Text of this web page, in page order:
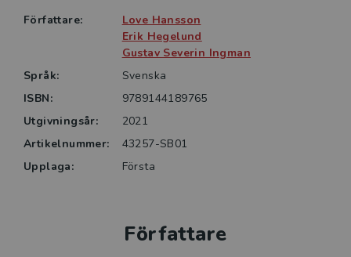
Författare:
Love Hansson
Erik Hegelund
Gustav Severin Ingman
Språk:
Svenska
ISBN:
9789144189765
Utgivningsår:
2021
Artikelnummer:
43257-SB01
Upplaga:
Första
Författare